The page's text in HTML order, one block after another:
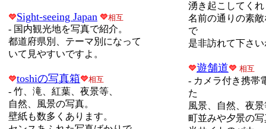
Sight-seeing Japan 相互
- 国内観光地を写真で紹介。
都道府県別、テーマ別になって
いて見やすいですよ。
toshiの写真箱 相互
- 竹、滝、紅葉、夜景等、
自然、風景の写真。
壁紙も数多くあります。
湧き起こしてく
名前の通りの素
で
是非訪れて下さい
遊舗道 相互
- カメラ付き携帯
た
風景、自然、夜
町並みや夕景の